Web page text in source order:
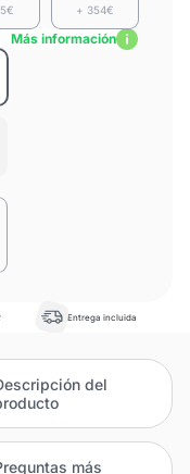
+ 354€
Más información
Entrega incluida
del
más